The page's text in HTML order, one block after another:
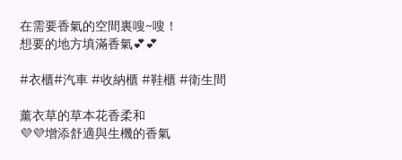
在需要香氣的空間裏嗖~嗖！
想要的地方填滿香氣💕💕
#衣櫃#汽車 #收納櫃 #鞋櫃 #衛生間
薰衣草的草本花香柔和
💜💜增添舒適與生機的香氣